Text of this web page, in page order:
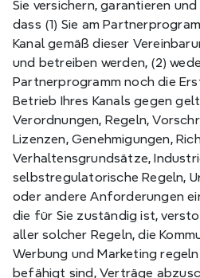
Sie versichern, garantieren
dass (1) Sie am
Kanal gemäß dieser
und betreiben werden, (2)
Partnerprogramm noch die
Betrieb Ihres Kanals gegen
Verordnungen, Regeln,
Lizenzen, Genehmigungen,
Verhaltensgrundsätze,
selbstregulatorische Regeln,
oder andere Anforderungen
die für Sie zuständig ist,
aller solcher Regeln, die
Werbung und Marketing
befähigt sind, Verträge